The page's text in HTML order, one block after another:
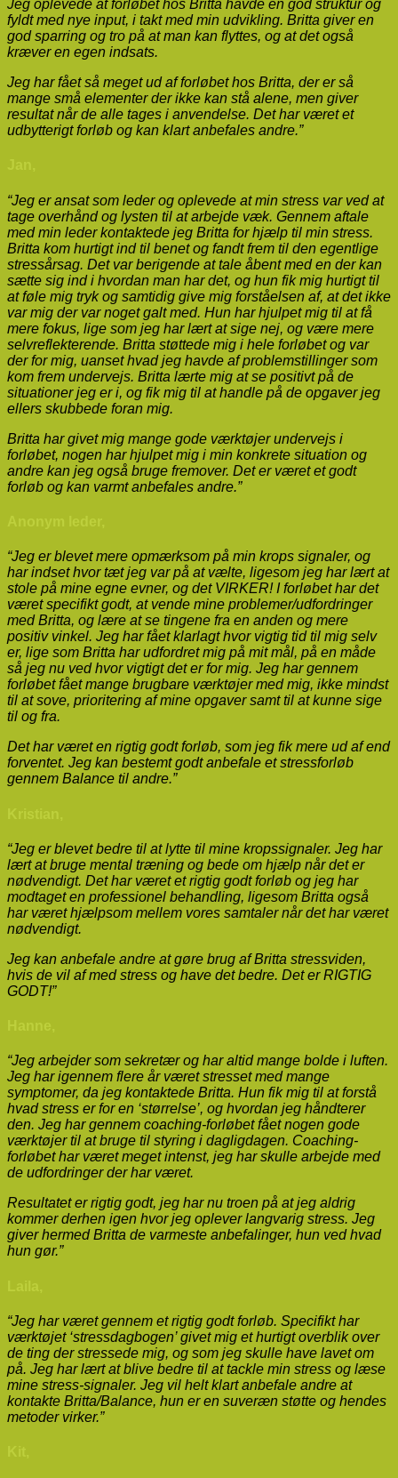
Jeg oplevede at forløbet hos Britta havde en god struktur og
fyldt med nye input, i takt med min udvikling. Britta giver en
god sparring og tro på at man kan flyttes, og at det også
kræver en egen indsats.
Jeg har fået så meget ud af forløbet hos Britta, der er så
mange små elementer der ikke kan stå alene, men giver
resultat når de alle tages i anvendelse. Det har været et
udbytterigt forløb og kan klart anbefales andre.”
“Jeg er ansat som leder og oplevede at min stress var ved at
tage overhånd og lysten til at arbejde væk. Gennem aftale
med min leder kontaktede jeg Britta for hjælp til min stress.
Britta kom hurtigt ind til benet og fandt frem til den egentlige
stressårsag. Det var berigende at tale åbent med en der kan
sætte sig ind i hvordan man har det, og hun fik mig hurtigt til
at føle mig tryk og samtidig give mig forståelsen af, at det ikke
var mig der var noget galt med. Hun har hjulpet mig til at få
mere fokus, lige som jeg har lært at sige nej, og være mere
selvreflekterende. Britta støttede mig i hele forløbet og var
der for mig, uanset hvad jeg havde af problemstillinger som
kom frem undervejs. Britta lærte mig at se positivt på de
situationer jeg er i, og fik mig til at handle på de opgaver jeg
ellers skubbede foran mig.
Britta har givet mig mange gode værktøjer undervejs i
forløbet, nogen har hjulpet mig i min konkrete situation og
andre kan jeg også bruge fremover. Det er været et godt
forløb og kan varmt anbefales andre.”
“Jeg er blevet mere opmærksom på min krops signaler, og
har indset hvor tæt jeg var på at vælte, ligesom jeg har lært at
stole på mine egne evner, og det VIRKER! I forløbet har det
været specifikt godt, at vende mine problemer/udfordringer
med Britta, og lære at se tingene fra en anden og mere
positiv vinkel. Jeg har fået klarlagt hvor vigtig tid til mig selv
er, lige som Britta har udfordret mig på mit mål, på en måde
så jeg nu ved hvor vigtigt det er for mig. Jeg har gennem
forløbet fået mange brugbare værktøjer med mig, ikke mindst
til at sove, prioritering af mine opgaver samt til at kunne sige
til og fra.
Det har været en rigtig godt forløb, som jeg fik mere ud af end
forventet. Jeg kan bestemt godt anbefale et stressforløb
gennem Balance til andre.”
“Jeg er blevet bedre til at lytte til mine kropssignaler. Jeg har
lært at bruge mental træning og bede om hjælp når det er
nødvendigt. Det har været et rigtig godt forløb og jeg har
modtaget en professionel behandling, ligesom Britta også
har været hjælpsom mellem vores samtaler når det har været
nødvendigt.
Jeg kan anbefale andre at gøre brug af Britta stressviden,
hvis de vil af med stress og have det bedre. Det er RIGTIG
GODT!”
“Jeg arbejder som sekretær og har altid mange bolde i luften.
Jeg har igennem flere år været stresset med mange
symptomer, da jeg kontaktede Britta. Hun fik mig til at forstå
hvad stress er for en ‘størrelse’, og hvordan jeg håndterer
den. Jeg har gennem coaching-forløbet fået nogen gode
værktøjer til at bruge til styring i dagligdagen. Coaching-
forløbet har været meget intenst, jeg har skulle arbejde med
de udfordringer der har været.
Resultatet er rigtig godt, jeg har nu troen på at jeg aldrig
kommer derhen igen hvor jeg oplever langvarig stress. Jeg
giver hermed Britta de varmeste anbefalinger, hun ved hvad
hun gør.”
“Jeg har været gennem et rigtig godt forløb. Specifikt har
værktøjet ‘stressdagbogen’ givet mig et hurtigt overblik over
de ting der stressede mig, og som jeg skulle have lavet om
på. Jeg har lært at blive bedre til at tackle min stress og læse
mine stress-signaler. Jeg vil helt klart anbefale andre at
kontakte Britta/Balance, hun er en suveræn støtte og hendes
metoder virker.”